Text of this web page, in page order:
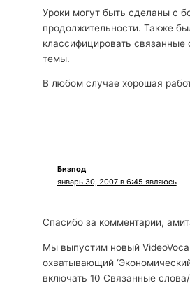
Уроки могут быть сделаны с
продолжительности. Также
классифицировать связанные
темы.
В любом случае хорошая
Бизпод
январь 30, 2007 в 6:45 являюсь
Спасибо за комментарии,
Мы выпустим новый
охватывающий
включать 10 Связанные